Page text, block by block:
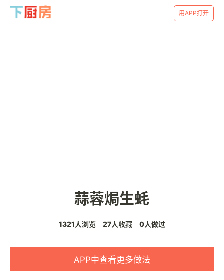
用APP打开
蒜蓉焗生蚝
1321人浏览 27人收藏 0人做过
APP中查看更多做法